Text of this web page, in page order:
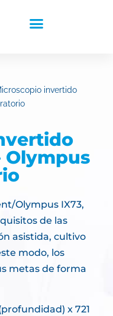
invertido
Olympus
Olympus IX73,
de las
asistida, cultivo
modo, los
metas de forma
x 721